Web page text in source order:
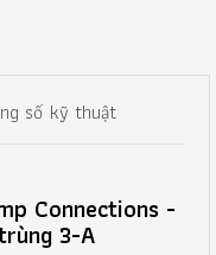
số kỹ thuật
Connections -
3-A